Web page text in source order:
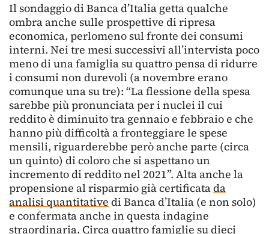
Il sondaggio di Banca d’Italia getta qualche
ombra anche sulle prospettive di ripresa
economica, perlomeno sul fronte dei consumi
interni. Nei tre mesi successivi all’intervista poco
meno di una famiglia su quattro pensa di ridurre
i consumi non durevoli (a novembre erano
comunque una su tre): “La flessione della spesa
sarebbe più pronunciata per i nuclei il cui
reddito è diminuito tra gennaio e febbraio e che
hanno più difficoltà a fronteggiare le spese
mensili, riguarderebbe però anche parte (circa
un quinto) di coloro che si aspettano un
incremento di reddito nel 2021”. Alta anche la
propensione al risparmio già certificatada
analisi quantitative di Banca d’Italia (e non solo)
e confermata anche in questa indagine
straordinaria. Circa quattro famiglie su dieci